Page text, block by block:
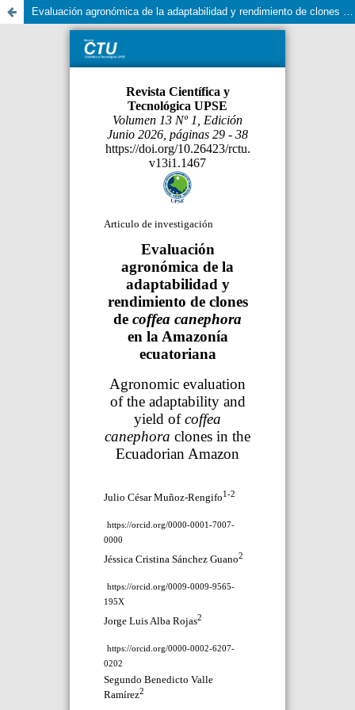
Evaluación agronómica de la adaptabilidad y rendimiento de clones de coffea canephora en la Amazonía ecuatoriana